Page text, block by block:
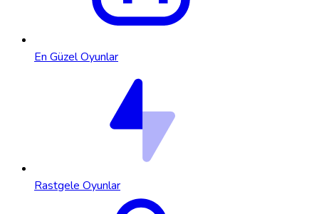
En Güzel Oyunlar
Rastgele Oyunlar